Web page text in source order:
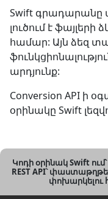
Swift գրադարանը
լուծում է
համար: Այն ձեզ
արդյունք:
Conversion API ի
օրինակը Swift
Կոդի օրինակ Swift
REST API՝
փոխարկելու